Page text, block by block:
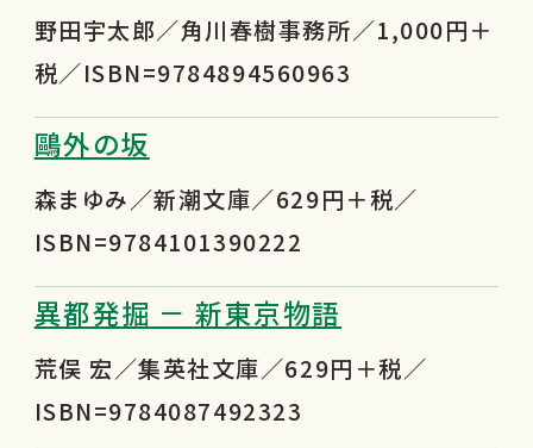
野田宇太郎／角川春樹事務所／1,000円＋
税／ISBN=9784894560963
鷗外の坂
森まゆみ／新潮文庫／629円＋税／
ISBN=9784101390222
異都発掘 － 新東京物語
荒俣 宏／集英社文庫／629円＋税／
ISBN=9784087492323